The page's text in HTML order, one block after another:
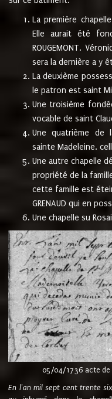
La première
Elle aurait été
ROUGEMONT.
sera la dernière a y
La deuxième
le patron est saint
Une troisième
vocable de saint
Une quatrième de
sainte Madeleine.
Une autre chapelle
propriété de la
cette famille est
GRENAUD qui en
Une chapelle su
05/04/1736 acte de
En l'an mil sept cent trente